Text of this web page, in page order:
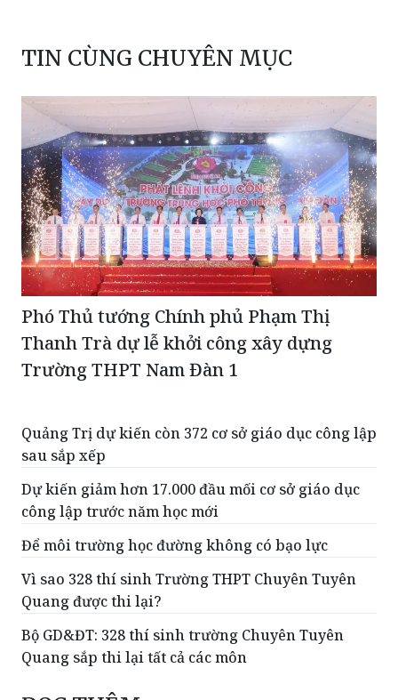
TIN CÙNG CHUYÊN MỤC
Phó Thủ tướng Chính phủ Phạm Thị
Thanh Trà dự lễ khởi công xây dựng
Trường THPT Nam Đàn 1
Quảng Trị dự kiến còn 372 cơ sở giáo dục công lập
sau sắp xếp
Dự kiến giảm hơn 17.000 đầu mối cơ sở giáo dục
công lập trước năm học mới
Để môi trường học đường không có bạo lực
Vì sao 328 thí sinh Trường THPT Chuyên Tuyên
Quang được thi lại?
Bộ GD&ĐT: 328 thí sinh trường Chuyên Tuyên
Quang sắp thi lại tất cả các môn